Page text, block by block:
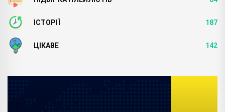
ІСТОРІЇ 187
ЦІКАВЕ 142